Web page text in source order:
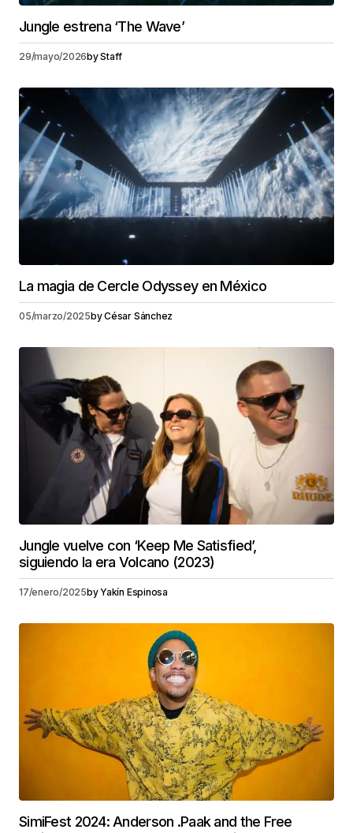
Jungle estrena ‘The Wave’
29/mayo/2026byStaff
La magia de Cercle Odyssey en México
05/marzo/2025byCésar Sánchez
Jungle vuelve con ‘Keep Me Satisfied’,
siguiendo la era Volcano (2023)
17/enero/2025byYakín Espinosa
SimiFest 2024: Anderson .Paak and the Free